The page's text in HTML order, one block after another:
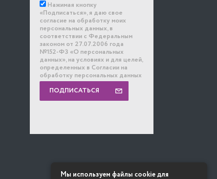
Нажимая кнопку
«Подписаться», я даю свое
согласие на обработку моих
персональных данных, в
соответствии с Федеральным
законом от 27.07.2006 года
№152-ФЗ «О персональных
данных», на условиях и для целей,
определенных в Согласии на
обработку персональных данных
ПОДПИСАТЬСЯ
Мы используем файлы cookie для